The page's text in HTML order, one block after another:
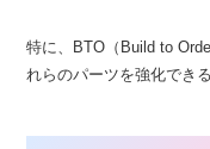
特に、BTO（Build to
れらのパーツを強化でき